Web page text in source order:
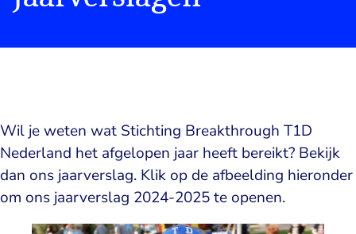
Wil je weten wat Stichting Breakthrough T1D
Nederland het afgelopen jaar heeft bereikt? Bekijk
dan ons jaarverslag. Klik op de afbeelding hieronder
om ons jaarverslag 2024-2025 te openen.